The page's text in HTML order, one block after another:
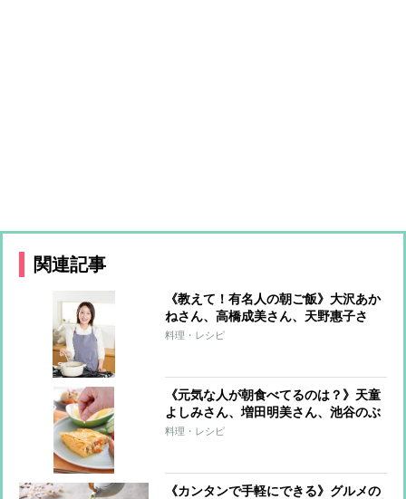
関連記事
《教えて！有名人の朝ご飯》大沢あか
ねさん、高橋成美さん、天野惠子さ
ん…元気な1日は朝食に！
料理・レシピ
《元気な人が朝食べてるのは？》天童
よしみさん、増田明美さん、池谷のぶ
えさんの朝ご飯を拝見！お気に入り食
料理・レシピ
《カンタンで手軽にできる》グルメの